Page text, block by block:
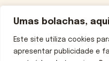
Umas bolachas,
Este site utiliza cookies
apresentar publicidade e